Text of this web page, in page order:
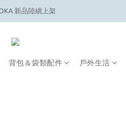
父親節滿4500即贈品牌方巾
新品陸續上架
背包＆袋類配件 戶外生活